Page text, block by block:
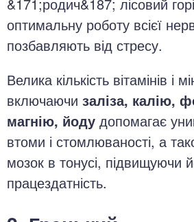
оптимальну роботу всієї
позбавляють від стресу.
Велика кількість вітамінів і
включаючи заліза, калію,
магнію, йоду допомагає
втоми і стомлюваності, а
мозок в тонусі, підвищуючи
працездатність.